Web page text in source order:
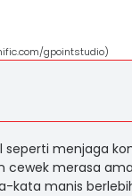
gpointstudio)
seperti menjaga
cewek merasa
kata manis